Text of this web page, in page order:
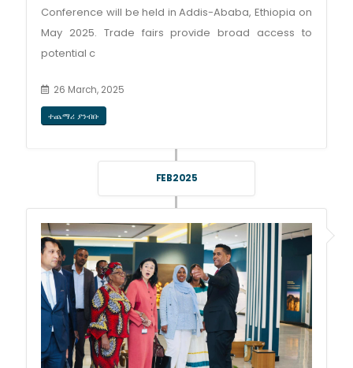
Conference will be held in Addis-Ababa, Ethiopia on
May 2025. Trade fairs provide broad access to
potential c
26 March, 2025
ተጨማሪ ያንብቡ
FEB 2025